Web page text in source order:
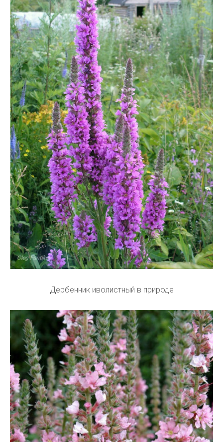
Дербенник иволистный в природе